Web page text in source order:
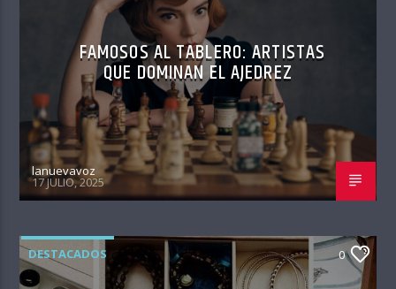
FAMOSOS AL TABLERO: ARTISTAS
QUE DOMINAN EL AJEDREZ
lanuevavoz
17 JULIO, 2025
DESTACADOS 0